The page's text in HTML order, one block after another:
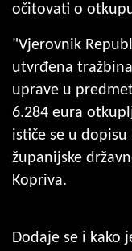
očitovati o
"Vjerovnik
utvrđena
uprave u
6.284 eura
ističe se u
županijske
Kopriva.
Dodaje se i kako